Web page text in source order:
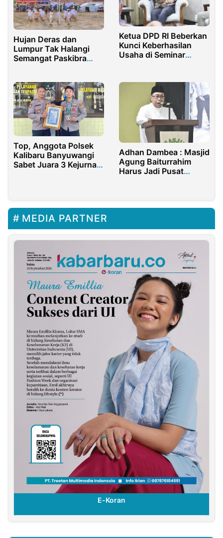
Hujan Deras dan
Lumpur Tak Halangi
Semangat Paskibra
Ketua DPD RI Beberkan
Kunci Keberhasilan
Usaha di Seminar
Unsyiah Kuala
Top, Anggota Polsek
Kalibaru Banyuwangi
Sabet Juara 3 Kejurnas
Adhan Dambea : Masjid
Agung Baiturrahim
Harus Jadi Pusat
MEDIA PARTNER
E-Koran